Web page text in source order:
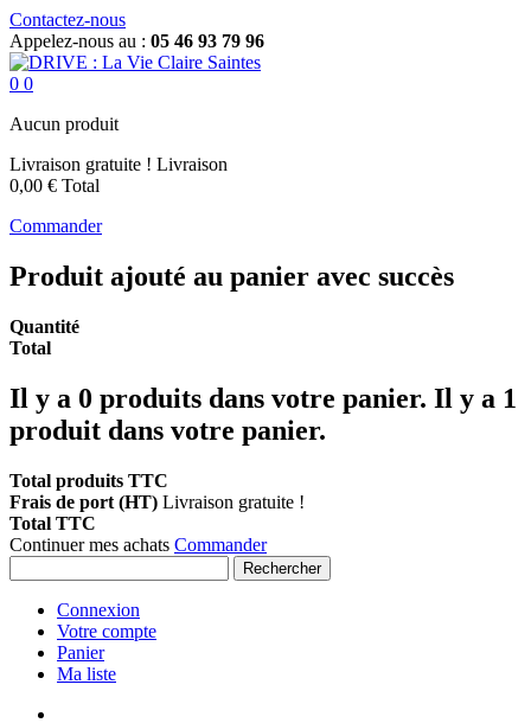
Contactez-nous
Appelez-nous au : 05 46 93 79 96
0 0
Aucun produit
Livraison gratuite ! Livraison
0,00 € Total
Commander
Produit ajouté au panier avec succès
Quantité
Total
Il y a 0 produits dans votre panier. Il y a 1
produit dans votre panier.
Total produits TTC
Frais de port (HT) Livraison gratuite !
Total TTC
Continuer mes achats Commander
Rechercher
Connexion
Votre compte
Panier
Ma liste